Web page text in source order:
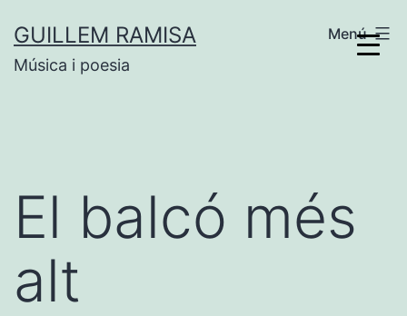
contingut
GUILLEM RAMISA
Música i poesia
Menú
El balcó més
alt